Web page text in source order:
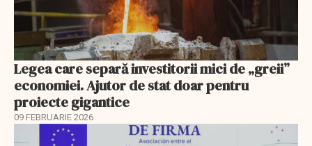
Legea care separă investitorii mici de „greii”
economiei. Ajutor de stat doar pentru
proiecte gigantice
09 FEBRUARIE 2026